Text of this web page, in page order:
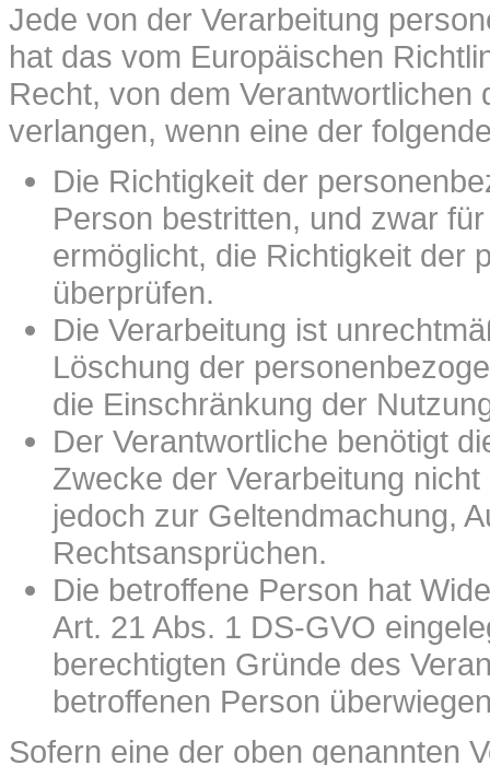
Jede von der Verarbeitung
hat das vom Europäischen
Recht, von dem
verlangen, wenn eine der
Die Richtigkeit der
Person bestritten, und zwar
ermöglicht, die Richtigkeit der
überprüfen.
Die Verarbeitung ist
Löschung der
die Einschränkung der
Der Verantwortliche benötigt
Zwecke der Verarbeitung
jedoch zur Geltendmachung,
Rechtsansprüchen.
Die betroffene Person hat
Art. 21 Abs. 1 DS-GVO
berechtigten Gründe des
betroffenen Person
Sofern eine der oben genannten